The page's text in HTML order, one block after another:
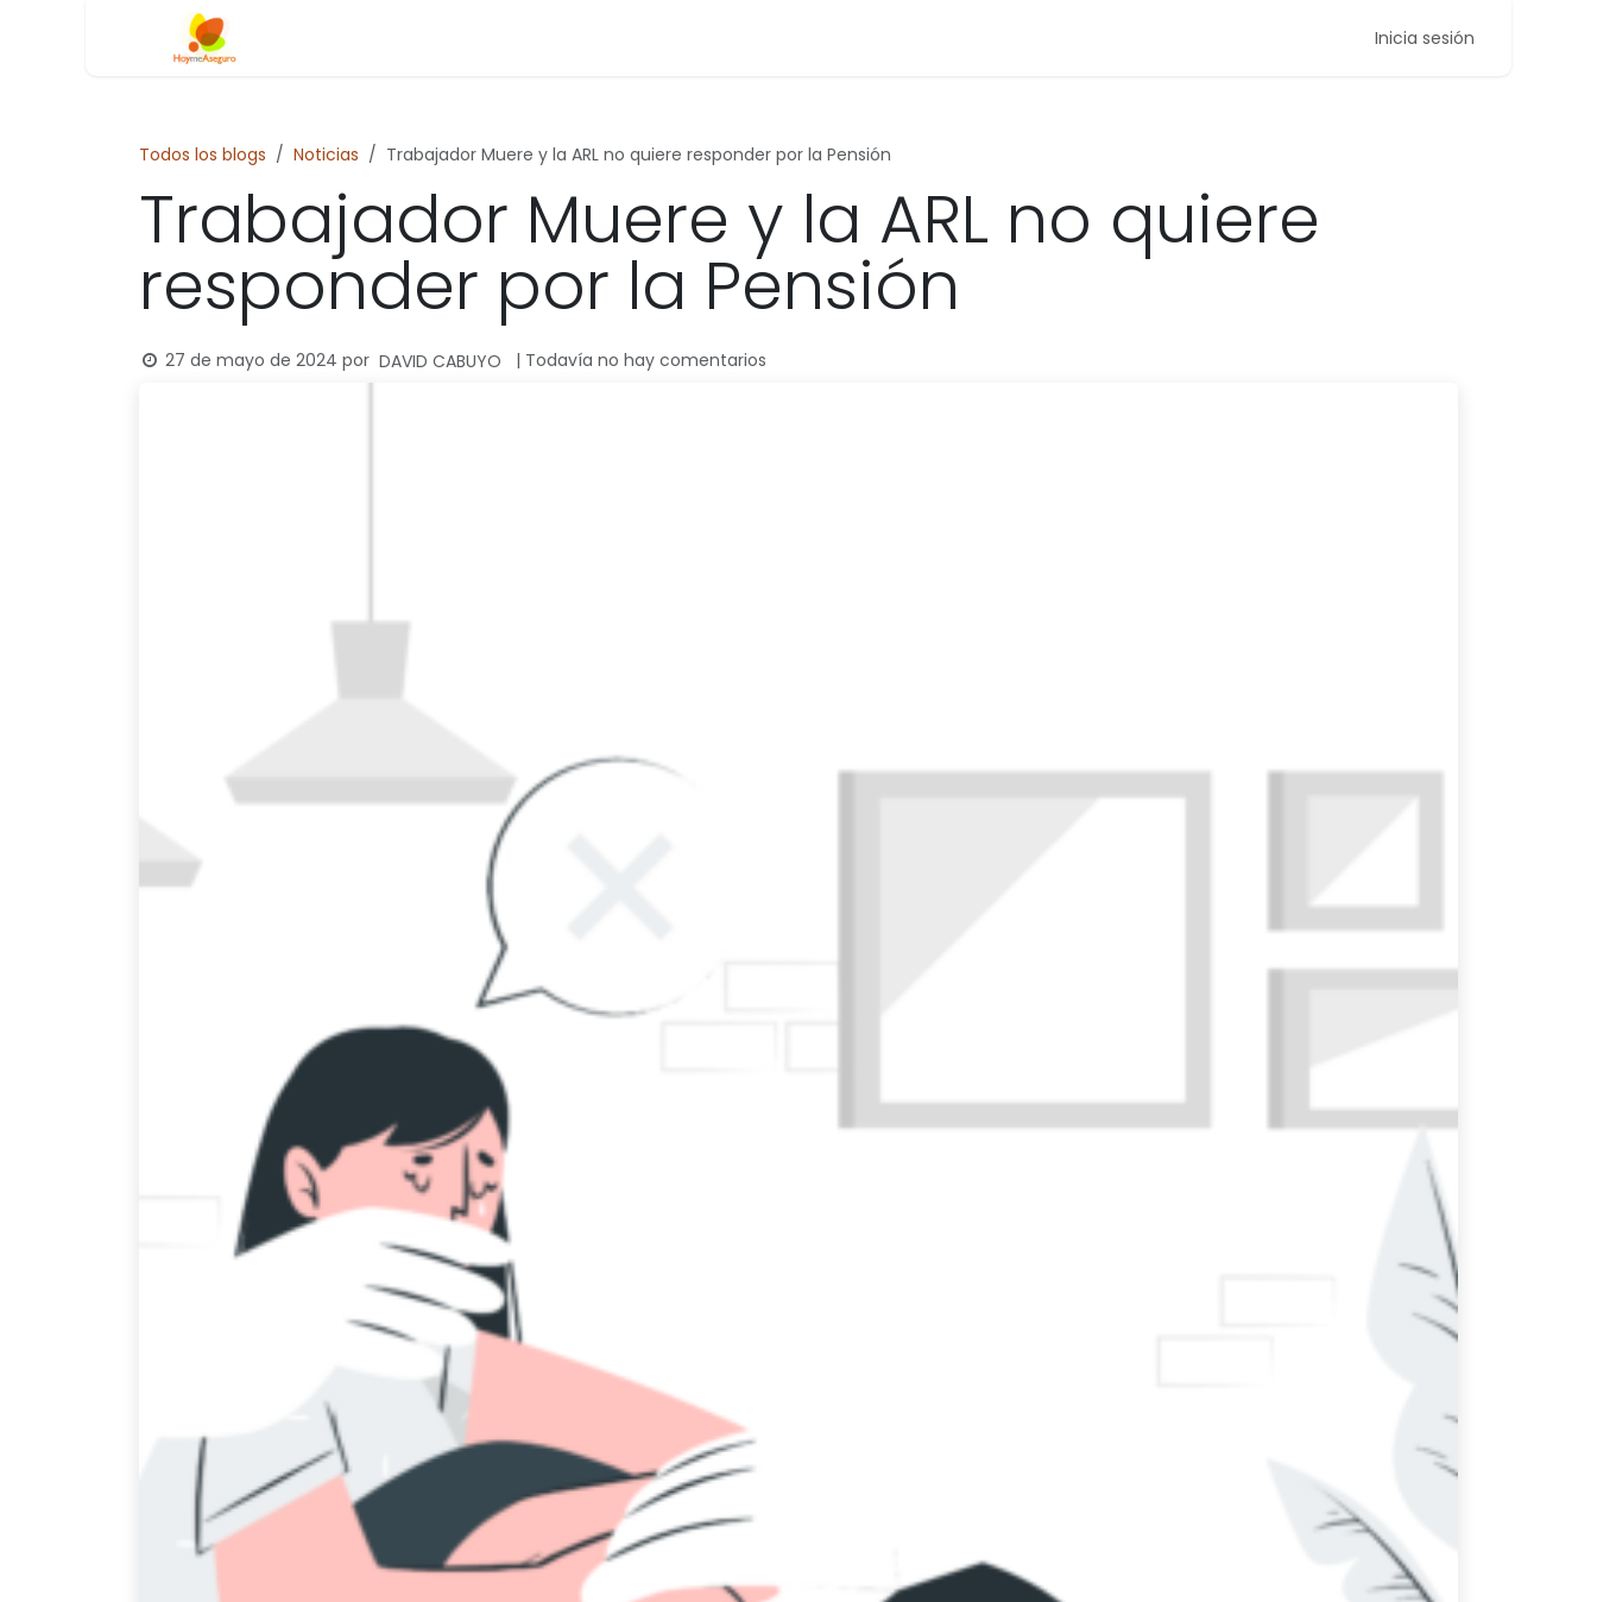
Inicia sesión
Todos los blogs Noticias Trabajador Muere y la ARL no quiere responder por la Pensión
Trabajador Muere y la ARL no quiere
responder por la Pensión
27 de mayo de 2024 por DAVID CABUYO | Todavía no hay comentarios